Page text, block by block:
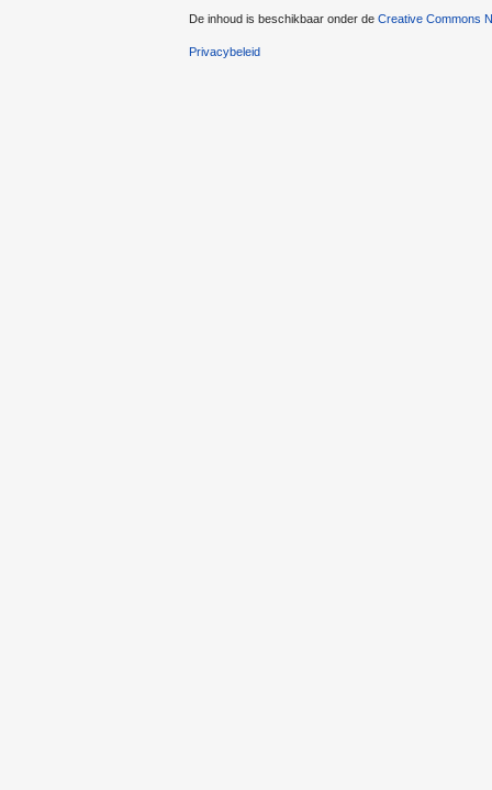
De inhoud is beschikbaar onder de Creative Commons
Privacybeleid